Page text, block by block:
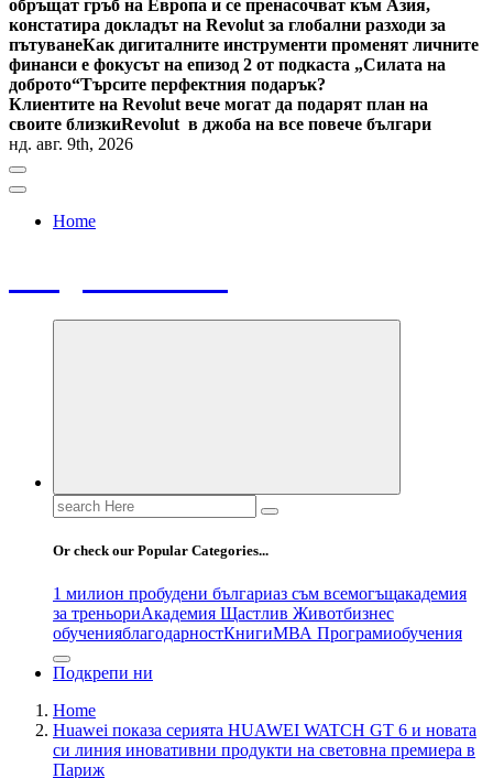
обръщат гръб на Европа и се пренасочват към Азия,
констатира докладът на Revolut за глобални разходи за
пътуванеКак дигиталните инструменти променят личните
финанси е фокусът на епизод 2 от подкаста „Силата на
доброто“Търсите перфектния подарък?
Клиентите на Revolut вече могат да подарят план на
своите близкиRevolut в джоба на все повече българи
нд. авг. 9th, 2026
Home
Search
for:
Or check our Popular Categories...
1 милион пробудени българиаз съм всемогъщакадемия
за треньориАкадемия Щастлив Животбизнес
обученияблагодарностКнигиМВА Програмиобучения
Подкрепи ни
Home
Huawei показа серията HUAWEI WATCH GT 6 и новата
си линия иновативни продукти на световна премиера в
Париж